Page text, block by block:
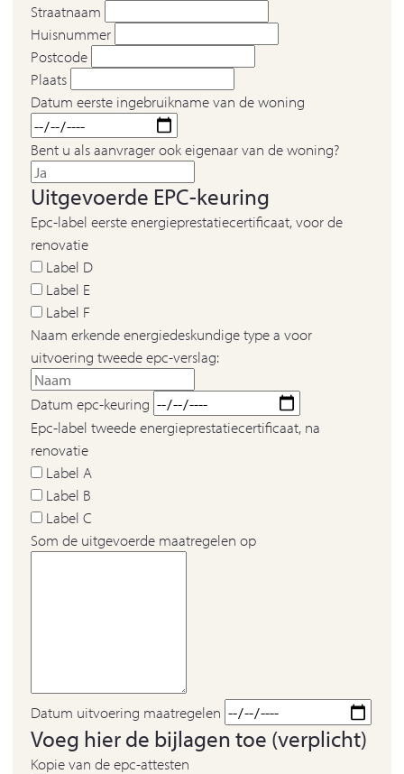
Straatnaam
Huisnummer
Postcode
Plaats
Datum eerste ingebruikname van de woning
Bent u als aanvrager ook eigenaar van de woning?
Uitgevoerde EPC-keuring
Epc-label eerste energieprestatiecertificaat, voor de
renovatie
Label D
Label E
Label F
Naam erkende energiedeskundige type a voor
uitvoering tweede epc-verslag:
Datum epc-keuring
Epc-label tweede energieprestatiecertificaat, na
renovatie
Label A
Label B
Label C
Som de uitgevoerde maatregelen op
Datum uitvoering maatregelen
Voeg hier de bijlagen toe (verplicht)
Kopie van de epc-attesten